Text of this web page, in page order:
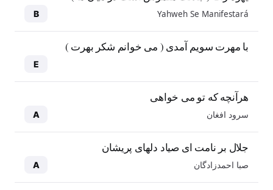
Yahweh Se Manifestará
B
با مهرت سویم آمدی ( می خوانم شکر بهرت )
E
هرآنچه که تو می خواهی
سرود افغان A
جلال بر نامت ای صیاد دلهای پریشان
صبا احمدزادگان A